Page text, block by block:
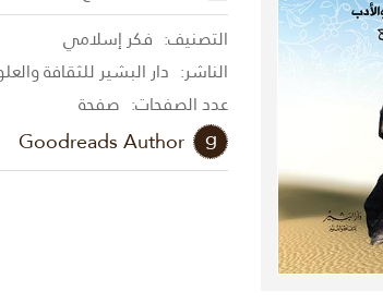
التصنيف: فكر إسلامي
الناشر: دار البشير للثقافة
عدد الصفحات: صفحة
Goodreads Author